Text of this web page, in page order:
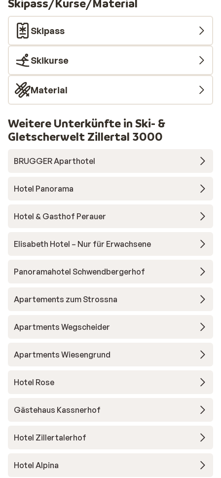
punten. Hadden we dit vooraf geweten,
hadden we hier niet geboekt. We zullen hier
ook niet meer terug keren.
Skipass/Kurse/Material
Skipass
Skikurse
Material
Weitere Unterkünfte in Ski- &
Gletscherwelt Zillertal 3000
BRUGGER Aparthotel
Hotel Panorama
Hotel & Gasthof Perauer
Elisabeth Hotel – Nur für Erwachsene
Panoramahotel Schwendbergerhof
Apartements zum Strossna
Apartments Wegscheider
Apartments Wiesengrund
Hotel Rose
Gästehaus Kassnerhof
Hotel Zillertalerhof
Hotel Alpina